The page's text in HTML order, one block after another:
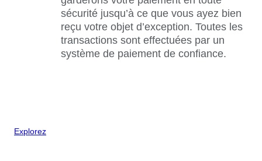
sécurité jusqu’à ce que vous ayez bien
reçu votre objet d’exception. Toutes les
transactions sont effectuées par un
système de paiement de confiance.
Explorez